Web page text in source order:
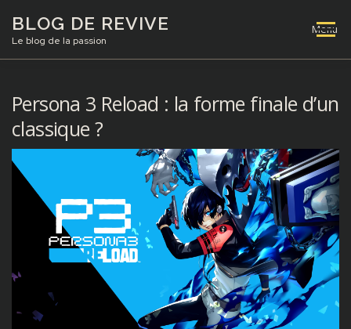
contenu
BLOG DE REVIVE
Le blog de la passion
Menu
Persona 3 Reload : la forme finale d’un
classique ?